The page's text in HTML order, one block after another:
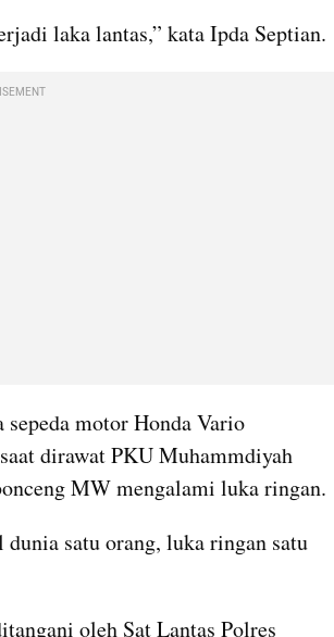
laka lantas,” kata Ipda Septian.
motor Honda Vario
dirawat PKU Muhammdiyah
MW mengalami luka ringan.
satu orang, luka ringan satu
oleh Sat Lantas Polres